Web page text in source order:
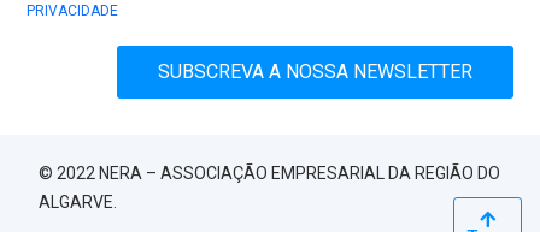
PRIVACIDADE
SUBSCREVA A NOSSA NEWSLETTER
© 2022 NERA – ASSOCIAÇÃO EMPRESARIAL DA REGIÃO DO
ALGARVE.